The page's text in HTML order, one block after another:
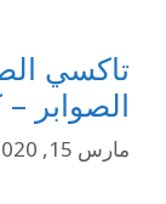
تاكسي
الصوابر
مارس 15, 2020